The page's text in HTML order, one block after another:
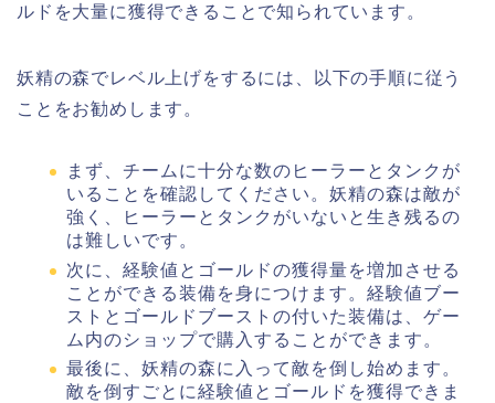
ルドを大量に獲得できることで知られています。
妖精の森でレベル上げをするには、以下の手順に従う
ことをお勧めします。
まず、チームに十分な数のヒーラーとタンクが
いることを確認してください。妖精の森は敵が
強く、ヒーラーとタンクがいないと生き残るの
は難しいです。
次に、経験値とゴールドの獲得量を増加させる
ことができる装備を身につけます。経験値ブー
ストとゴールドブーストの付いた装備は、ゲー
ム内のショップで購入することができます。
最後に、妖精の森に入って敵を倒し始めます。
敵を倒すごとに経験値とゴールドを獲得できま